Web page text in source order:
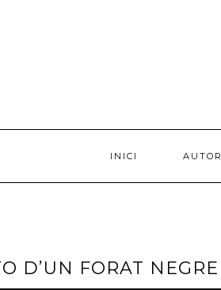
INICI AUTOR
D’UN FORAT NEGRE